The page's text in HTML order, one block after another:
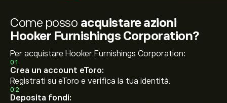
Come posso acquistare azioni
Hooker Furnishings Corporation?
Per acquistare Hooker Furnishings Corporation:
01
Crea un account eToro:
Registrati su eToro e verifica la tua identità.
02
Deposita fondi: